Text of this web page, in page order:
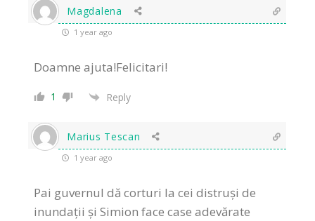
Magdalena
1 year ago
Doamne ajuta!Felicitari!
1 Reply
Marius Tescan
1 year ago
Pai guvernul dă corturi la cei distruși de
inundații și Simion face case adevărate